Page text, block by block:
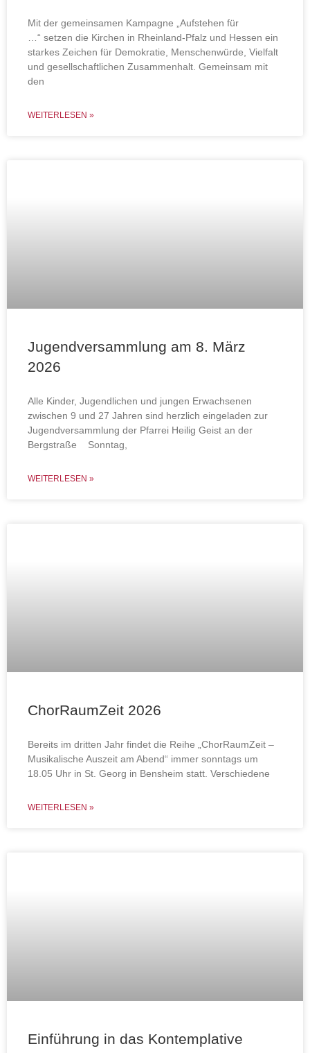
Mit der gemeinsamen Kampagne „Aufstehen für
…“ setzen die Kirchen in Rheinland-Pfalz und Hessen ein
starkes Zeichen für Demokratie, Menschenwürde, Vielfalt
und gesellschaftlichen Zusammenhalt. Gemeinsam mit
den
WEITERLESEN »
Jugendversammlung am 8. März
2026
Alle Kinder, Jugendlichen und jungen Erwachsenen
zwischen 9 und 27 Jahren sind herzlich eingeladen zur
Jugendversammlung der Pfarrei Heilig Geist an der
Bergstraße Sonntag,
WEITERLESEN »
ChorRaumZeit 2026
Bereits im dritten Jahr findet die Reihe „ChorRaumZeit –
Musikalische Auszeit am Abend“ immer sonntags um
18.05 Uhr in St. Georg in Bensheim statt. Verschiedene
WEITERLESEN »
Einführung in das Kontemplative